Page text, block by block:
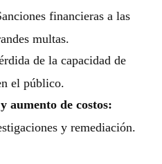
financieras a las
multas.
de la capacidad de
el público.
aumento de costos:
y remediación.